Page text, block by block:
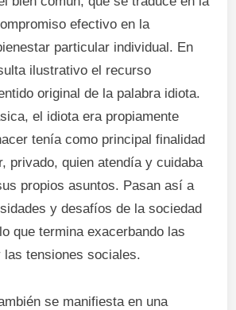
efectivo en la
particular individual. En
ilustrativo el recurso
original de la palabra idiota.
el idiota era propiamente
tenía como principal finalidad
privado, quien atendía y cuidaba
propios asuntos. Pasan así a
y desafíos de la sociedad
que termina exacerbando las
las tensiones sociales.
se manifiesta en una